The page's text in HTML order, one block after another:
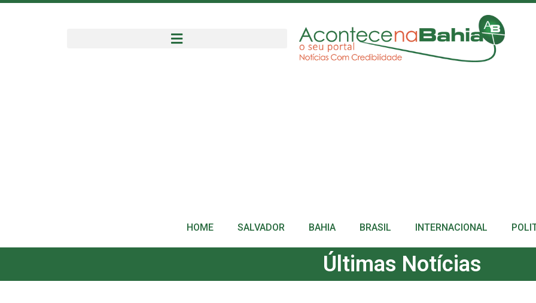
HOME SALVADOR BAHIA BRASIL INTERNACIONAL
Últimas Notícias